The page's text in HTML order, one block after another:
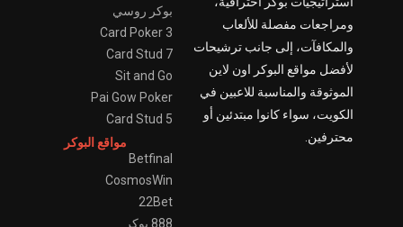
ومراجعات مفصلة للألعاب
والمكافآت، إلى جانب ترشيحات
لأفضل مواقع البوكر اون لاين
الموثوقة والمناسبة للاعبين في
الكويت، سواء كانوا مبتدئين أو
محترفين.
بوكر روسي
3 Card Poker
7 Card Stud
Sit and Go
Pai Gow Poker
5 Card Stud
مواقع البوكر
Betfinal
CosmosWin
22Bet
888 بوكر